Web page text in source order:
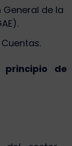
de la
principio de